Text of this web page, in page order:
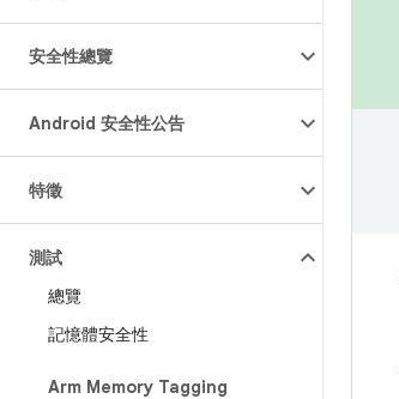
安全性總覽
Android 安全性公告
特徵
測試
總覽
記憶體安全性
Arm Memory Tagging